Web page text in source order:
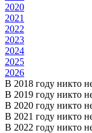
2020
2021
2022
2023
2024
2025
2026
В 2018 году никто
В 2019 году никто
В 2020 году никто
В 2021 году никто
В 2022 году никто